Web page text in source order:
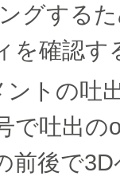
グする
を確認
トの吐
で吐出
前後で